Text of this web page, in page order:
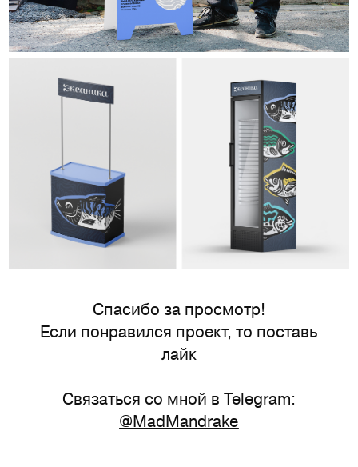
Спасибо за просмотр!
Если понравился проект, то поставь
лайк
Связаться со мной в Telegram:
@MadMandrake